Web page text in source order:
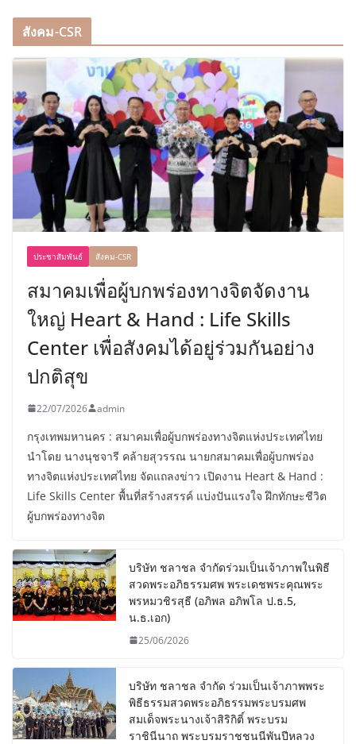
สังคม-CSR
ประชาสัมพันธ์ สังคม-CSR
สมาคมเพื่อผู้บกพร่องทางจิตจัดงาน
ใหญ่ Heart & Hand : Life Skills
Center เพื่อสังคมได้อยู่ร่วมกันอย่าง
ปกติสุข
22/07/2026 admin
กรุงเทพมหานคร : สมาคมเพื่อผู้บกพร่องทางจิตแห่งประเทศไทย
นำโดย นางนุชจารี คล้ายสุวรรณ นายกสมาคมเพื่อผู้บกพร่อง
ทางจิตแห่งประเทศไทย จัดแถลงข่าว เปิดงาน Heart & Hand :
Life Skills Center พื้นที่สร้างสรรค์ แบ่งปันแรงใจ ฝึกทักษะชีวิต
ผู้บกพร่องทางจิต
บริษัท ชลาชล จำกัดร่วมเป็นเจ้าภาพในพิธี
สวดพระอภิธรรมศพ พระเดชพระคุณพระ
พรหมวชิรสุธี (อภิพล อภิพโล ป.ธ.5,
น.ธ.เอก)
25/06/2026
บริษัท ชลาชล จำกัด ร่วมเป็นเจ้าภาพพระ
พิธีธรรมสวดพระอภิธรรมพระบรมศพ
สมเด็จพระนางเจ้าสิริกิติ์ พระบรม
ราชินีนาถ พระบรมราชชนนีพันปีหลวง